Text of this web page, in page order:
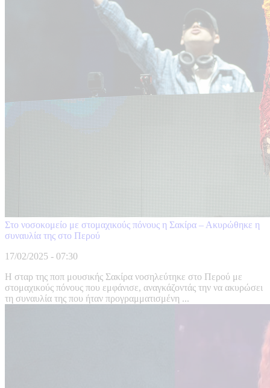
Στο νοσοκομείο με στομαχικούς πόνους η Σακίρα – Ακυρώθηκε η
συναυλία της στο Περού
17/02/2025 - 07:30
Η σταρ της ποπ μουσικής Σακίρα νοσηλεύτηκε στο Περού με
στομαχικούς πόνους που εμφάνισε, αναγκάζοντάς την να ακυρώσει
τη συναυλία της που ήταν προγραμματισμένη ...